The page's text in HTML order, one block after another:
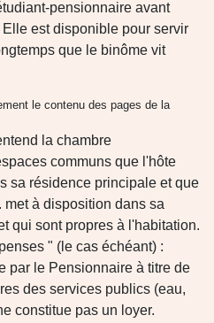
pensionnaire avant
est disponible pour servir
que le binôme vit
le contenu des pages de la
la chambre
communs que l'hôte
sa résidence principale et que
met à disposition dans sa
qui sont propres à l'habitation.
" (le cas échéant) :
par le Pensionnaire à titre de
des services publics (eau,
constitue pas un loyer.